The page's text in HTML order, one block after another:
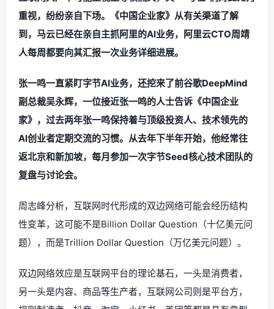
重视，纷纷亲自下场。《中国企业家》从有关渠道了解
到，马云已经在亲自主抓阿里的AI业务，阿里云CTO周靖
人每周都要向其汇报一次业务详细进展。
张一鸣一直紧盯字节AI业务，还挖来了前谷歌DeepMind
副总裁吴永辉，一位接近张一鸣的人士告诉《中国企业
家》，过去两年张一鸣保持着与顶级投资人、技术领先的
AI创业者定期交流的习惯。从去年下半年开始，他经常往
返北京和新加坡，每月参加一次字节Seed核心技术团队的
复盘与讨论会。
周志峰分析，互联网时代形成的双边网络可能会经历结构
性变革，这可能不是Billion Dollar Question（十亿美元问
题），而是Trillion Dollar Question（万亿美元问题）。
双边网络效应是互联网平台的理论基石，一头是消费者，
另一头是内容、商品等生产者，互联网公司则是平台方，